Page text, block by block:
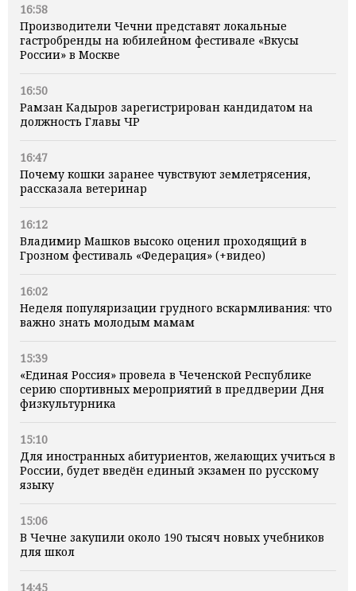
16:58
Производители Чечни представят локальные
гастробренды на юбилейном фестивале «Вкусы
России» в Москве
16:50
Рамзан Кадыров зарегистрирован кандидатом на
должность Главы ЧР
16:47
Почему кошки заранее чувствуют землетрясения,
рассказала ветеринар
16:12
Владимир Машков высоко оценил проходящий в
Грозном фестиваль «Федерация» (+видео)
16:02
Неделя популяризации грудного вскармливания: что
важно знать молодым мамам
15:39
«Единая Россия» провела в Чеченской Республике
серию спортивных мероприятий в преддверии Дня
физкультурника
15:10
Для иностранных абитуриентов, желающих учиться в
России, будет введён единый экзамен по русскому
языку
15:06
В Чечне закупили около 190 тысяч новых учебников
для школ
14:45